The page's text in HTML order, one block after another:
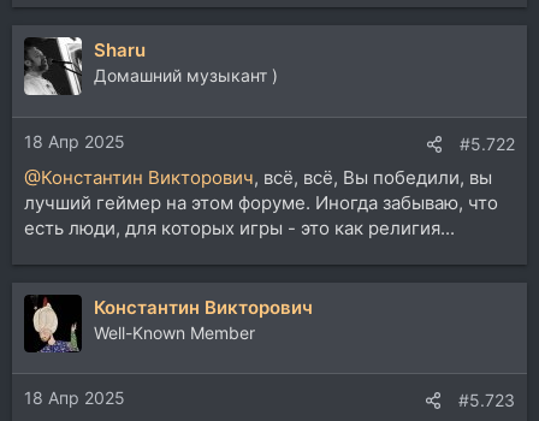
е
а
к
ц
и
и
:
Sharu
Домашний музыкант )
18 Апр 2025 #5.722
@Константин Викторович, всё, всё, Вы победили, вы
лучший геймер на этом форуме. Иногда забываю, что
есть люди, для которых игры - это как религия...
Константин Викторович
Well-Known Member
18 Апр 2025 #5.723